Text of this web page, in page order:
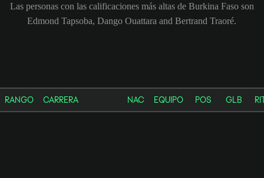
Las personas con las calificaciones más altas de Burkina Faso son
Edmond Tapsoba, Dango Ouattara and Bertrand Traoré.
RANGO CARRERA NAC EQUIPO POS GLB